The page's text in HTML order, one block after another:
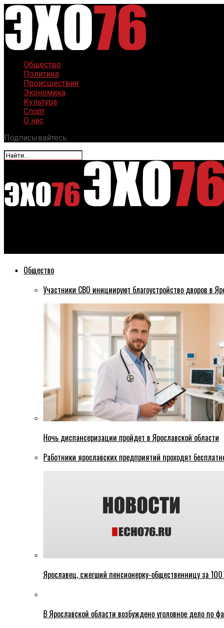
Общество
Политика
Происшествия
Экономика
Культура
Спорт
О нас
Подписывайтесь:
Общество
Участники СВО инициируют благоустройство дворов в
Ночь диспансеризации пройдет в Ярославской области
Работники ярославских предприятий проходят
Ярославец, сжегший пенсионерку-общественницу за
В Ярославской области возбуждено уголовное дело по